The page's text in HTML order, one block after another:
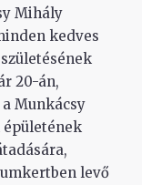
Mihály
kedves
20-án,
Munkácsy
épületének
levő